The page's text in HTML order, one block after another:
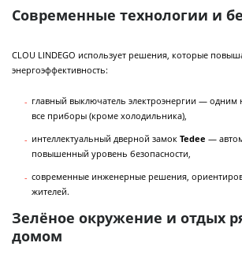
Современные технологии и
CLOU LINDEGO использует решения, которые
энергоэффективность:
главный выключатель электроэнергии — одним
все приборы (кроме холодильника),
интеллектуальный дверной замок Tedee —
повышенный уровень безопасности,
современные инженерные решения,
жителей.
Зелёное окружение и отдых
домом